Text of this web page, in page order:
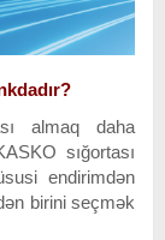
almaq daha
sığortası
endirimdən
birini seçmək